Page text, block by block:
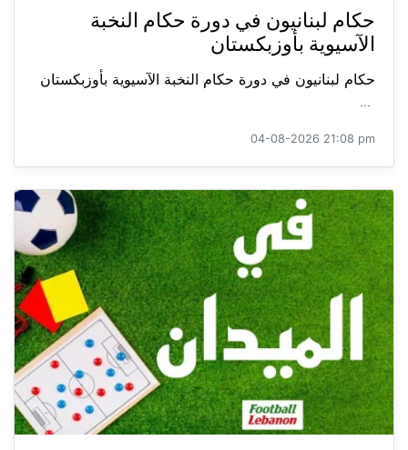
حكام لبنانيون في دورة حكام النخبة
الآسيوية بأوزبكستان
حكام لبنانيون في دورة حكام النخبة الآسيوية بأوزبكستان
...
04-08-2026 21:08 pm